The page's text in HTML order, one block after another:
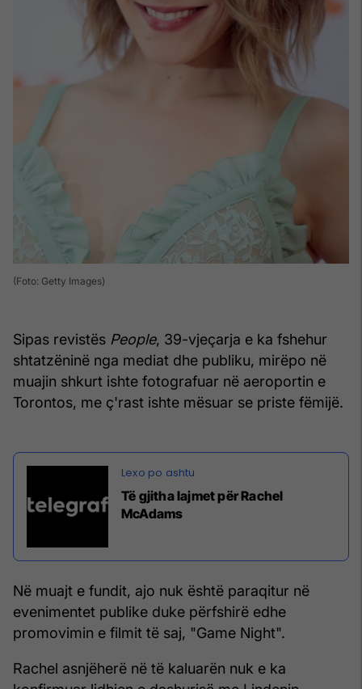
(Foto: Getty Images)
Sipas revistës People, 39-vjeçarja e ka fshehur
shtatzëninë nga mediat dhe publiku, mirëpo në
muajin shkurt ishte fotografuar në aeroportin e
Torontos, me ç'rast ishte mësuar se priste fëmijë.
Të gjitha lajmet për Rachel
McAdams
Në muajt e fundit, ajo nuk është paraqitur në
evenimentet publike duke përfshirë edhe
promovimin e filmit të saj, "Game Night".
Rachel asnjëherë në të kaluarën nuk e ka